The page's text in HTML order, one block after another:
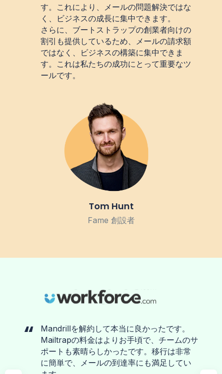
す。これにより、メールの問題解決ではな
く、ビジネスの成長に集中できます。
さらに、ブートストラップの創業者向けの
割引も提供しているため、メールの請求額
ではなく、ビジネスの構築に集中できま
す。これは私たちの成功にとって重要なツ
ールです。
Tom Hunt
Fame 創設者
Mandrillを解約して本当に良かったです。
Mailtrapの料金はよりお手頃で、チームのサ
ポートも素晴らしかったです。移行は非常
に簡単で、メールの到達率にも満足してい